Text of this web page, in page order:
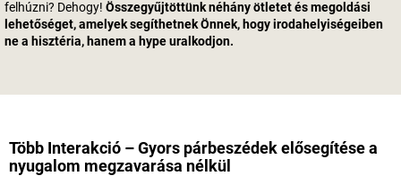
felhúzni? Dehogy! Összegyűjtöttünk néhány ötletet és megoldási
lehetőséget, amelyek segíthetnek Önnek, hogy irodahelyiségeiben
ne a hisztéria, hanem a hype uralkodjon.
Több Interakció – Gyors párbeszédek elősegítése a
nyugalom megzavarása nélkül